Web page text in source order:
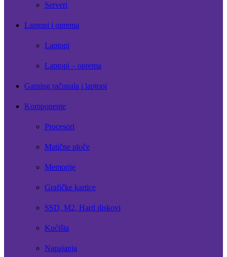
Serveri
Laptopi i oprema
Laptopi
Laptopi – oprema
Gaming računala i laptopi
Komponente
Procesori
Matične ploče
Memorije
Grafičke kartice
SSD, M2, Hard diskovi
Kućišta
Napajanja